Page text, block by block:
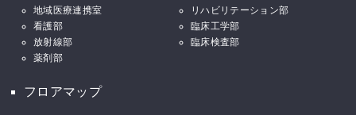
地域医療連携室
リハビリテーション部
看護部
臨床工学部
放射線部
臨床検査部
薬剤部
フロアマップ